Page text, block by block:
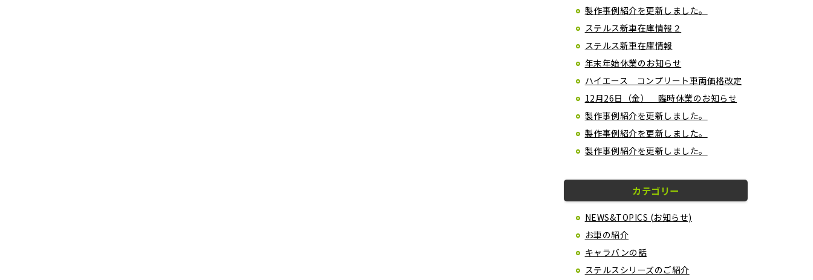
製作事例紹介を更新しました。
ステルス新車在庫情報２
ステルス新車在庫情報
年末年始休業のお知らせ
ハイエース コンプリート車両価格改定
12月26日（金） 臨時休業のお知らせ
製作事例紹介を更新しました。
製作事例紹介を更新しました。
製作事例紹介を更新しました。
カテゴリー
NEWS&TOPICS (お知らせ)
お車の紹介
キャラバンの話
ステルスシリーズのご紹介